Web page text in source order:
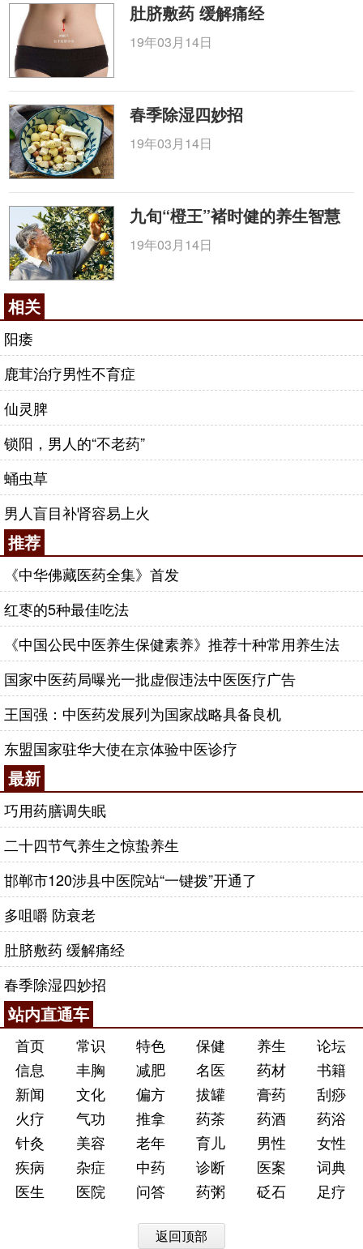
肚脐敷药 缓解痛经
19年03月14日
春季除湿四妙招
19年03月14日
九旬“橙王”褚时健的养生智慧
19年03月14日
相关
阳痿
鹿茸治疗男性不育症
仙灵脾
锁阳，男人的“不老药”
蛹虫草
男人盲目补肾容易上火
推荐
《中华佛藏医药全集》首发
红枣的5种最佳吃法
《中国公民中医养生保健素养》推荐十种常用养生法
国家中医药局曝光一批虚假违法中医医疗广告
王国强：中医药发展列为国家战略具备良机
东盟国家驻华大使在京体验中医诊疗
最新
巧用药膳调失眠
二十四节气养生之惊蛰养生
邯郸市120涉县中医院站“一键拨”开通了
多咀嚼 防衰老
肚脐敷药 缓解痛经
春季除湿四妙招
站内直通车
首页 常识 特色 保健 养生
论坛
信息
丰胸 减肥 名医 药材
书籍
新闻
文化 偏方 拔罐 膏药
刮痧
火疗
气功 推拿 药茶 药酒
药浴
针灸
美容 老年 育儿 男性
女性
疾病
杂症 中药 诊断 医案
词典
医生
医院 问答 药粥 砭石 足疗
返回顶部